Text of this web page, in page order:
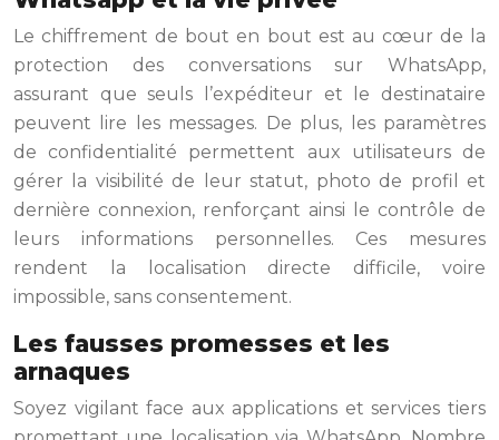
Le chiffrement de bout en bout est au cœur de la
protection des conversations sur WhatsApp,
assurant que seuls l’expéditeur et le destinataire
peuvent lire les messages. De plus, les paramètres
de confidentialité permettent aux utilisateurs de
gérer la visibilité de leur statut, photo de profil et
dernière connexion, renforçant ainsi le contrôle de
leurs informations personnelles. Ces mesures
rendent la localisation directe difficile, voire
impossible, sans consentement.
Les fausses promesses et les
arnaques
Soyez vigilant face aux applications et services tiers